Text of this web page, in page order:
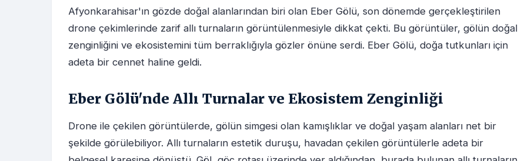
Afyonkarahisar'ın gözde doğal alanlarından biri olan Eber Gölü, son dönemde gerçekleştirilen
drone çekimlerinde zarif allı turnaların görüntülenmesiyle dikkat çekti. Bu görüntüler, gölün doğal
zenginliğini ve ekosistemini tüm berraklığıyla gözler önüne serdi. Eber Gölü, doğa tutkunları için
adeta bir cennet haline geldi.
Eber Gölü'nde Allı Turnalar ve Ekosistem Zenginliği
Drone ile çekilen görüntülerde, gölün simgesi olan kamışlıklar ve doğal yaşam alanları net bir
şekilde görülebiliyor. Allı turnaların estetik duruşu, havadan çekilen görüntülerle adeta bir